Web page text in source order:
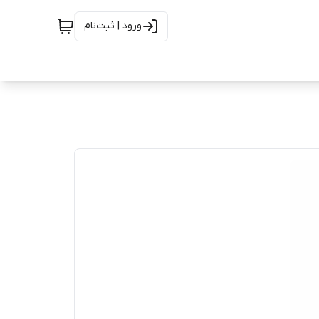
ورود | ثبت‌نام